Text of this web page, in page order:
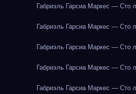
Габриэль Гарсиа Маркес — Сто
Габриэль Гарсиа Маркес — Сто
Габриэль Гарсиа Маркес — Сто
Габриэль Гарсиа Маркес — Сто
Габриэль Гарсиа Маркес — Сто